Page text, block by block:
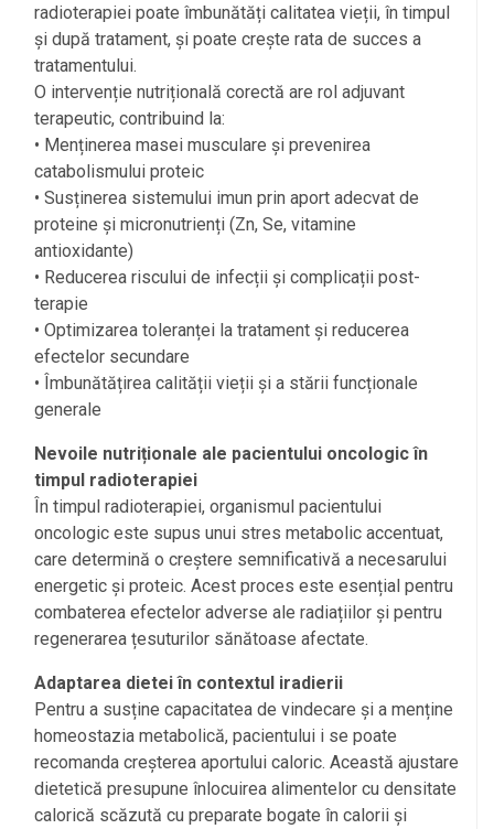
radioterapiei poate îmbunătăți calitatea vieții, în timpul
și după tratament, și poate crește rata de succes a
tratamentului.
O intervenție nutrițională corectă are rol adjuvant
terapeutic, contribuind la:
• Menținerea masei musculare și prevenirea
catabolismului proteic
• Susținerea sistemului imun prin aport adecvat de
proteine și micronutrienți (Zn, Se, vitamine
antioxidante)
• Reducerea riscului de infecții și complicații post-
terapie
• Optimizarea toleranței la tratament și reducerea
efectelor secundare
• Îmbunătățirea calității vieții și a stării funcționale
generale
Nevoile nutriționale ale pacientului oncologic în
timpul radioterapiei
În timpul radioterapiei, organismul pacientului
oncologic este supus unui stres metabolic accentuat,
care determină o creștere semnificativă a necesarului
energetic și proteic. Acest proces este esențial pentru
combaterea efectelor adverse ale radiațiilor și pentru
regenerarea țesuturilor sănătoase afectate.
Adaptarea dietei în contextul iradierii
Pentru a susține capacitatea de vindecare și a menține
homeostazia metabolică, pacientului i se poate
recomanda creșterea aportului caloric. Această ajustare
dietetică presupune înlocuirea alimentelor cu densitate
calorică scăzută cu preparate bogate în calorii și